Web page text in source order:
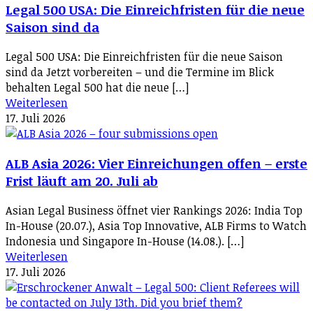
Legal 500 USA: Die Einreichfristen für die neue
Saison sind da
Legal 500 USA: Die Einreichfristen für die neue Saison
sind da Jetzt vorbereiten – und die Termine im Blick
behalten Legal 500 hat die neue […]
Weiterlesen
17. Juli 2026
ALB Asia 2026: Vier Einreichungen offen – erste
Frist läuft am 20. Juli ab
Asian Legal Business öffnet vier Rankings 2026: India Top
In-House (20.07.), Asia Top Innovative, ALB Firms to Watch
Indonesia und Singapore In-House (14.08.). […]
Weiterlesen
17. Juli 2026